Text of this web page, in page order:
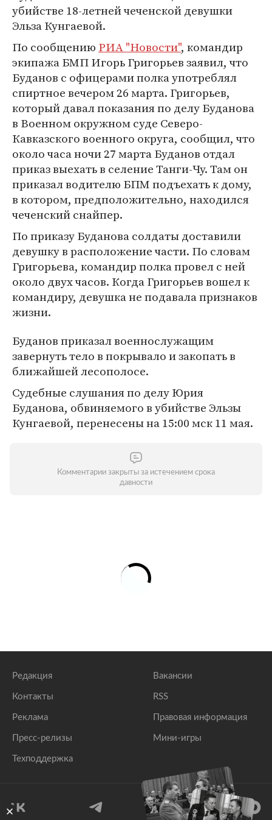
убийстве 18-летней чеченской девушки
Эльза Кунгаевой.
По сообщению РИА "Новости", командир
экипажа БМП Игорь Григорьев заявил, что
Буданов с офицерами полка употреблял
спиртное вечером 26 марта. Григорьев,
который давал показания по делу Буданова
в Военном окружном суде Северо-
Кавказского военного округа, сообщил, что
около часа ночи 27 марта Буданов отдал
приказ выехать в селение Танги-Чу. Там он
приказал водителю БПМ подъехать к дому,
в котором, предположительно, находился
чеченский снайпер.
По приказу Буданова солдаты доставили
девушку в расположение части. По словам
Григорьева, командир полка провел с ней
около двух часов. Когда Григорьев вошел к
командиру, девушка не подавала признаков
жизни.
Буданов приказал военнослужащим
завернуть тело в покрывало и закопать в
ближайшей лесополосе.
Судебные слушания по делу Юрия
Буданова, обвиняемого в убийстве Эльзы
Кунгаевой, перенесены на 15:00 мск 11 мая.
Комментарии закрыты за истечением срока
давности
Редакция
Контакты
Реклама
Пресс-релизы
Техподдержка
Вакансии
RSS
Правовая информация
Мини-игры